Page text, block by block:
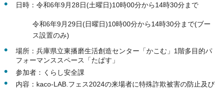
日時：令和6年9月28日(土曜日)10時00分から14時30分まで
令和6年9月29日(日曜日)10時00分から14時30分まで(ブー
ス設置のみ)
場所：兵庫県立東播磨生活創造センター「かこむ」1階多目的パ
フォーマンススペース「たぱす」
参加者：くらし安全課
内容：kaco-LAB.フェス2024の来場者に特殊詐欺被害の防止及び